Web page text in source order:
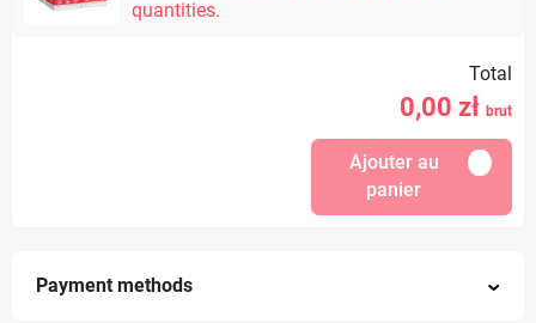
quantities.
Total
0,00 zł brut
Ajouter au
panier
Payment methods